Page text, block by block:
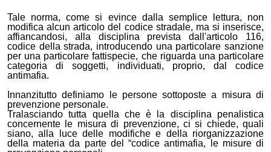
Tale norma, come si evince dalla semplice lettura, non
modifica alcun articolo del codice stradale, ma si inserisce,
affiancandosi, alla disciplina prevista dall'articolo 116,
codice della strada, introducendo una particolare sanzione
per una particolare fattispecie, che riguarda una particolare
categoria di soggetti, individuati, proprio, dal codice
antimafia.
Innanzitutto definiamo le persone sottoposte a misura di
prevenzione personale.
Tralasciando tutta quella che è la disciplina penalistica
concernente le misura di prevenzione, ci si chiede, quali
siano, alla luce delle modifiche e della riorganizzazione
della materia da parte del “codice antimafia, le misure di